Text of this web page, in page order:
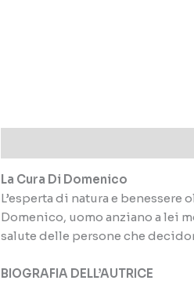
La Cura Di Domenico
L’esperta di natura e
Domenico, uomo anziano a lei
salute delle persone che
BIOGRAFIA DELL’AUTRICE